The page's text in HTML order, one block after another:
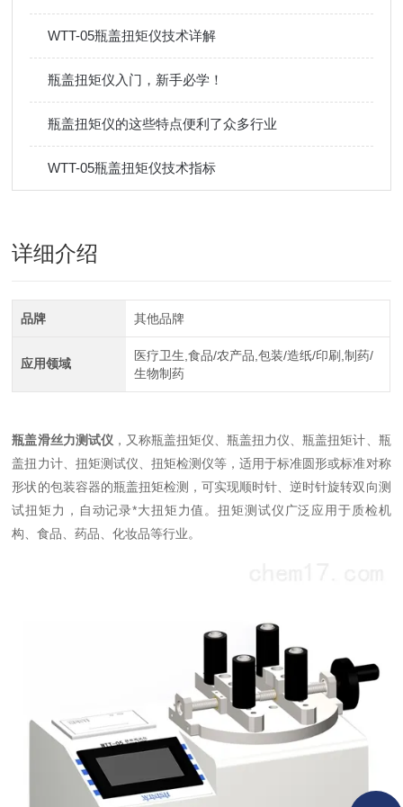
WTT-05瓶盖扭矩仪技术详解
瓶盖扭矩仪入门，新手必学！
瓶盖扭矩仪的这些特点便利了众多行业
WTT-05瓶盖扭矩仪技术指标
详细介绍
品牌 其他品牌
应用领域
医疗卫生,食品/农产品,包装/造纸/印刷,制药/
生物制药
瓶盖滑丝力测试仪，又称瓶盖扭矩仪、瓶盖扭力仪、瓶盖扭矩计、瓶
盖扭力计、扭矩测试仪、扭矩检测仪等，适用于标准圆形或标准对称
形状的包装容器的瓶盖扭矩检测，可实现顺时针、逆时针旋转双向测
试扭矩力，自动记录*大扭矩力值。扭矩测试仪广泛应用于质检机
构、食品、药品、化妆品等行业。